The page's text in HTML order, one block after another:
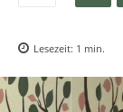
Lesezeit: 1 min.